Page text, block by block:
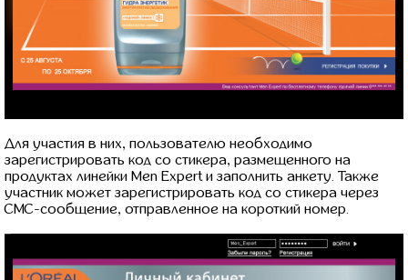
Для участия в них, пользователю необходимо
зарегистрировать код со стикера, размещенного на
продуктах линейки Men Expert и заполнить анкету. Также
участник может зарегистрировать код со стикера через
СМС-сообщение, отправленное на короткий номер.